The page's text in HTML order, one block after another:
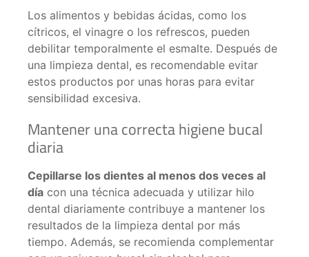
Los alimentos y bebidas ácidas, como los
cítricos, el vinagre o los refrescos, pueden
debilitar temporalmente el esmalte. Después de
una limpieza dental, es recomendable evitar
estos productos por unas horas para evitar
sensibilidad excesiva.
Mantener una correcta higiene bucal
diaria
Cepillarse los dientes al menos dos veces al
día con una técnica adecuada y utilizar hilo
dental diariamente contribuye a mantener los
resultados de la limpieza dental por más
tiempo. Además, se recomienda complementar